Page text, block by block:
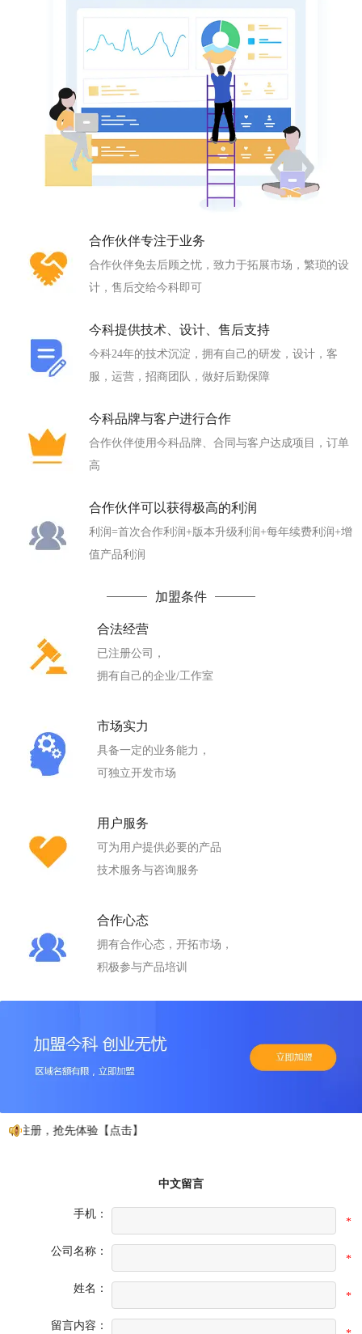
合作伙伴专注于业务
合作伙伴免去后顾之忧，致力于拓展市场，繁琐的设
计，售后交给今科即可
今科提供技术、设计、售后支持
今科24年的技术沉淀，拥有自己的研发，设计，客
服，运营，招商团队，做好后勤保障
今科品牌与客户进行合作
合作伙伴使用今科品牌、合同与客户达成项目，订单
高
合作伙伴可以获得极高的利润
利润=首次合作利润+版本升级利润+每年续费利润+增
值产品利润
加盟条件
合法经营
已注册公司，
拥有自己的企业/工作室
市场实力
具备一定的业务能力，
可独立开发市场
用户服务
可为用户提供必要的产品
技术服务与咨询服务
合作心态
拥有合作心态，开拓市场，
积极参与产品培训
注册，抢先体验【点击】
中文留言
手机：
*
公司名称：
*
姓名：
*
留言内容：